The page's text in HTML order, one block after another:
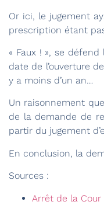
Or ici, le jugement
prescription étant
« Faux ! », se
date de l’ouverture
y a moins d’un an…
Un raisonnement
de la demande de
partir du jugement
En conclusion, la
Sources :
Arrêt de la